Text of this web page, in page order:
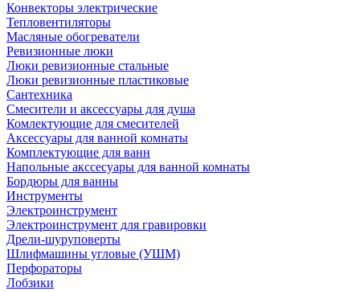
Конвекторы электрические
Тепловентиляторы
Масляные обогреватели
Ревизионные люки
Люки ревизионные стальные
Люки ревизионные пластиковые
Сантехника
Смесители и аксессуары для душа
Комлектующие для смесителей
Аксессуары для ванной комнаты
Комплектующие для ванн
Напольные акссесуары для ванной комнаты
Бордюры для ванны
Инструменты
Электроинструмент
Электроинструмент для гравировки
Дрели-шуруповерты
Шлифмашины угловые (УШМ)
Перфораторы
Лобзики